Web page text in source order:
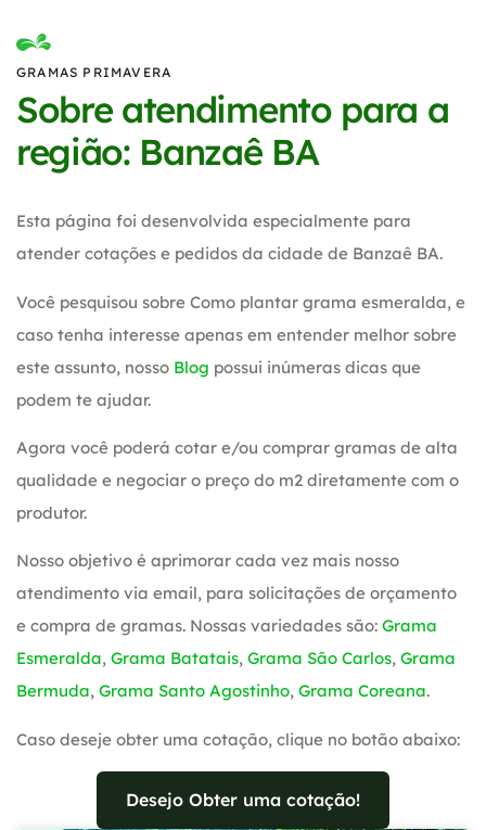
GRAMAS PRIMAVERA
Sobre atendimento para a
região: Banzaê BA
Esta página foi desenvolvida especialmente para
atender cotações e pedidos da cidade de Banzaê BA.
Você pesquisou sobre Como plantar grama esmeralda, e
caso tenha interesse apenas em entender melhor sobre
este assunto, nosso Blog possui inúmeras dicas que
podem te ajudar.
Agora você poderá cotar e/ou comprar gramas de alta
qualidade e negociar o preço do m2 diretamente com o
produtor.
Nosso objetivo é aprimorar cada vez mais nosso
atendimento via email, para solicitações de orçamento
e compra de gramas. Nossas variedades são: Grama
Esmeralda, Grama Batatais, Grama São Carlos, Grama
Bermuda, Grama Santo Agostinho, Grama Coreana.
Caso deseje obter uma cotação, clique no botão abaixo:
Desejo Obter uma cotação!